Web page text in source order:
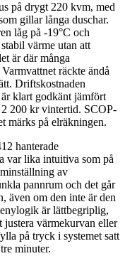
på drygt 220 kvm, med
gillar långa duschar.
låg på -19°C och
värme utan att
är där många
räckte ändå
Driftskostnaden
klart godkänt jämfört
200 kr vintertid. SCOP-
märks på elräkningen.
hanterade
var lika intuitiva som på
av
pannrum och det går
även om den inte är den
är lättbegriplig,
justera värmekurvan eller
på tryck i systemet satt
minuter.